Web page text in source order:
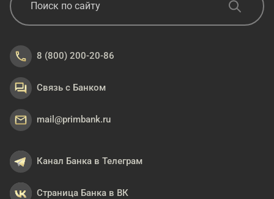
8 (800) 200-20-86
Связь с Банком
mail@primbank.ru
Канал Банка в Телеграм
Страница Банка в ВК